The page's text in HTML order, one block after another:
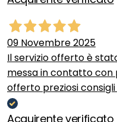
09 Novembre 2025
Il servizio offerto è
messa in contatto con
offerto preziosi
Acquirente verificato